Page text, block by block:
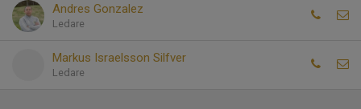
Andres Gonzalez
Ledare
Markus Israelsson Silfver
Ledare